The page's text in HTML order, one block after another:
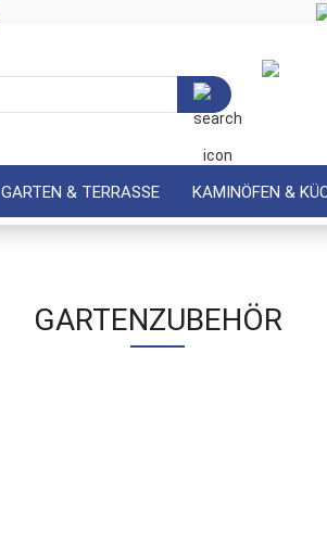
Suche...
GARTEN & TERRASSE KAMINÖFEN &
GARTENZUBEHÖR